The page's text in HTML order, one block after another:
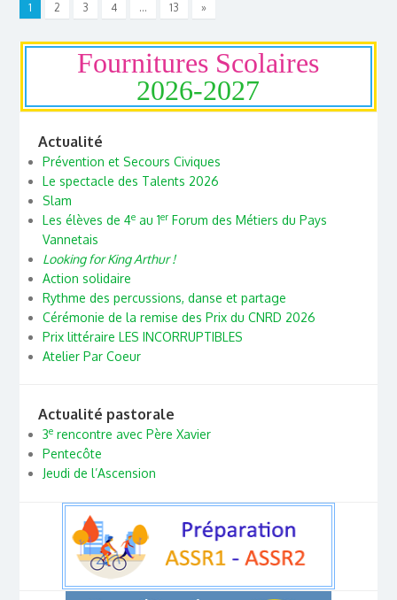
1 2 3 4 … 13 »
Fournitures Scolaires
2026-2027
Actualité
Prévention et Secours Civiques
Le spectacle des Talents 2026
Slam
Les élèves de 4eau 1erForum des Métiers du Pays
Vannetais
Looking for King Arthur !
Action solidaire
Rythme des percussions, danse et partage
Cérémonie de la remise des Prix du CNRD 2026
Prix littéraire LES INCORRUPTIBLES
Atelier Par Coeur
Actualité pastorale
3erencontre avec Père Xavier
Pentecôte
Jeudi de l’Ascension